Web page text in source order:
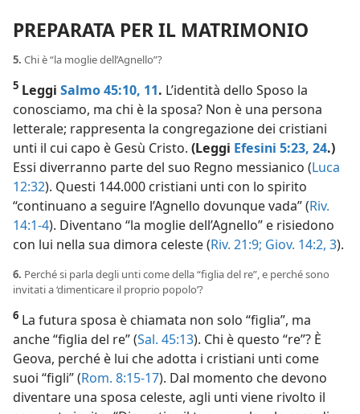
PREPARATA PER IL MATRIMONIO
5. Chi è “la moglie dell’Agnello”?
5 Leggi Salmo 45:10, 11. L’identità dello Sposo la
conosciamo, ma chi è la sposa? Non è una persona
letterale; rappresenta la congregazione dei cristiani
unti il cui capo è Gesù Cristo. (Leggi Efesini 5:23, 24.)
Essi diverranno parte del suo Regno messianico (Luca
12:32). Questi 144.000 cristiani unti con lo spirito
“continuano a seguire l’Agnello dovunque vada” (Riv.
14:1-4). Diventano “la moglie dell’Agnello” e risiedono
con lui nella sua dimora celeste (Riv. 21:9; Giov. 14:2, 3).
6. Perché si parla degli unti come della “figlia del re”, e perché sono
invitati a ‘dimenticare il proprio popolo’?
6 La futura sposa è chiamata non solo “figlia”, ma
anche “figlia del re” (Sal. 45:13). Chi è questo “re”? È
Geova, perché è lui che adotta i cristiani unti come
suoi “figli” (Rom. 8:15-17). Dal momento che devono
diventare una sposa celeste, agli unti viene rivolto il